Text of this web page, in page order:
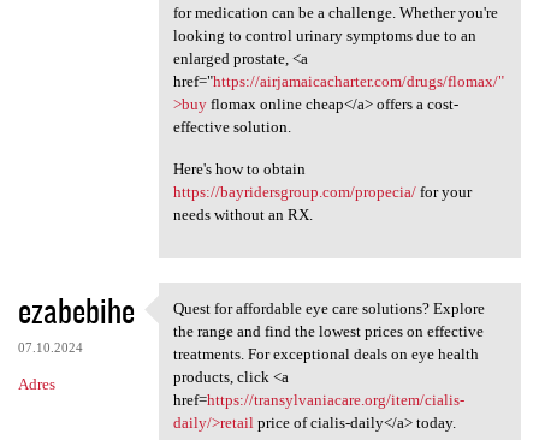
for medication can be a challenge. Whether you're
looking to control urinary symptoms due to an
enlarged prostate, <a
href="https://airjamaicacharter.com/drugs/flomax/"
>buyflomax online cheap</a> offers a cost-
effective solution.
Here's how to obtain
https://bayridersgroup.com/propecia/for your
needs without an RX.
ezabebihe
07.10.2024
Adres
Quest for affordable eye care
Quest for affordable eye care solutions? Explore
the range and find the lowest prices on effective
treatments. For exceptional deals on eye health
products, click <a
href=https://transylvaniacare.org/item/cialis-
daily/>retailprice of cialis-daily</a> today.